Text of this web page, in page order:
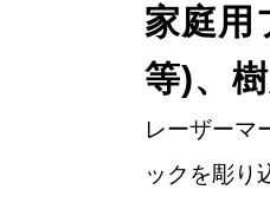
家庭用
等)、
レーザーマ
ックを彫り